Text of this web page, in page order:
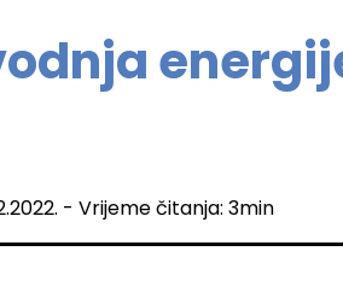
- Vrijeme čitanja: 3min